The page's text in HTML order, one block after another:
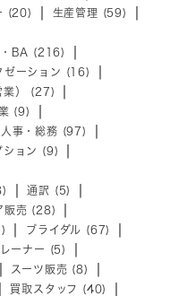
(20)
生産管理 (59)
・BA (216)
ゼーション (16)
業） (27)
(9)
事・総務 (97)
ション (9)
通訳 (5)
販売 (28)
ブライダル (67)
レーナー (5)
スーツ販売 (8)
買取スタッフ (40)